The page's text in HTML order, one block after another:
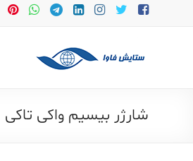
ستایش
شرق
شارژر بیسیم واکی تاکی